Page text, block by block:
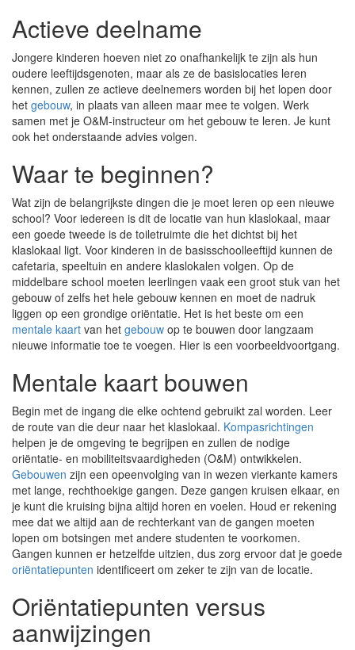
Actieve deelname
Jongere kinderen hoeven niet zo onafhankelijk te zijn als hun
oudere leeftijdsgenoten, maar als ze de basislocaties leren
kennen, zullen ze actieve deelnemers worden bij het lopen door
het gebouw, in plaats van alleen maar mee te volgen. Werk
samen met je O&M-instructeur om het gebouw te leren. Je kunt
ook het onderstaande advies volgen.
Waar te beginnen?
Wat zijn de belangrijkste dingen die je moet leren op een nieuwe
school? Voor iedereen is dit de locatie van hun klaslokaal, maar
een goede tweede is de toiletruimte die het dichtst bij het
klaslokaal ligt. Voor kinderen in de basisschoolleeftijd kunnen de
cafetaria, speeltuin en andere klaslokalen volgen. Op de
middelbare school moeten leerlingen vaak een groot stuk van het
gebouw of zelfs het hele gebouw kennen en moet de nadruk
liggen op een grondige oriëntatie. Het is het beste om een ​​
mentale kaart van het gebouw op te bouwen door langzaam
nieuwe informatie toe te voegen. Hier is een voorbeeldvoortgang.
Mentale kaart bouwen
Begin met de ingang die elke ochtend gebruikt zal worden. Leer
de route van die deur naar het klaslokaal. Kompasrichtingen
helpen je de omgeving te begrijpen en zullen de nodige
oriëntatie- en mobiliteitsvaardigheden (O&M) ontwikkelen.
Gebouwen zijn een opeenvolging van in wezen vierkante kamers
met lange, rechthoekige gangen. Deze gangen kruisen elkaar, en
je kunt die kruising bijna altijd horen en voelen. Houd er rekening
mee dat we altijd aan de rechterkant van de gangen moeten
lopen om botsingen met andere studenten te voorkomen.
Gangen kunnen er hetzelfde uitzien, dus zorg ervoor dat je goede
oriëntatiepunten identificeert om zeker te zijn van de locatie.
Oriëntatiepunten versus
aanwijzingen